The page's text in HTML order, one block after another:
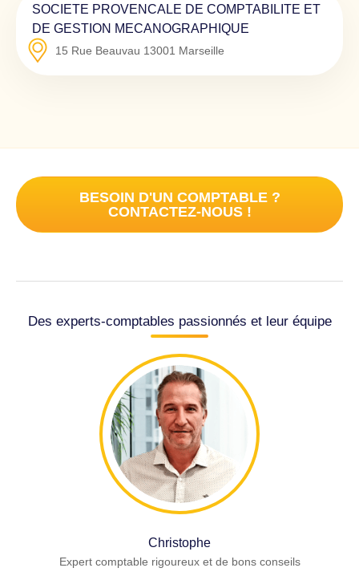
SOCIETE PROVENCALE DE COMPTABILITE ET
DE GESTION MECANOGRAPHIQUE
15 Rue Beauvau 13001 Marseille
BESOIN D'UN COMPTABLE ?
CONTACTEZ-NOUS !
Des experts-comptables passionnés et leur équipe
Christophe
Expert comptable rigoureux et de bons conseils